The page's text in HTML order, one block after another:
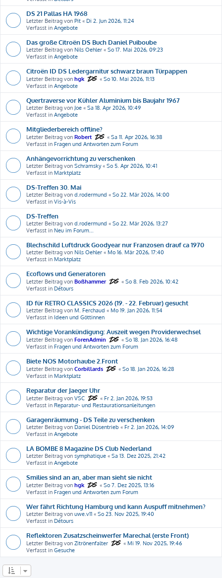
DS 21 Pallas HA 1968
Letzter Beitrag von Pit « Di 2. Jun 2026, 11:24
Verfasst in Angebote
Das große Citroën DS Buch Daniel Puiboube
Letzter Beitrag von Nils Oehler « So 17. Mai 2026, 09:23
Verfasst in Angebote
Citroën ID DS Ledergarnitur schwarz braun Türpappen
Letzter Beitrag von hgk « So 10. Mai 2026, 11:13
Verfasst in Angebote
Quertraverse vor Kühler Aluminium bis Baujahr 1967
Letzter Beitrag von Joe « Sa 18. Apr 2026, 10:49
Verfasst in Angebote
Mitgliederbereich offline?
Letzter Beitrag von Robert « Sa 11. Apr 2026, 16:38
Verfasst in Fragen und Antworten zum Forum
Anhängevorrichtung zu verschenken
Letzter Beitrag von Schramsky« So 5. Apr 2026, 10:41
Verfasst in Marktplatz
DS-Treffen 30. Mai
Letzter Beitrag von d.rodermund « So 22. Mär 2026, 14:00
Verfasst in Vis-à-Vis
DS-Treffen
Letzter Beitrag von d.rodermund « So 22. Mär 2026, 13:27
Verfasst in Neu im Forum...
Blechschild Luftdruck Goodyear nur Franzosen drauf ca 1970
Letzter Beitrag von Nils Oehler « Mo 16. Mär 2026, 17:40
Verfasst in Marktplatz
Ecoflows und Generatoren
Letzter Beitrag von Boßhammer « So 8. Feb 2026, 10:42
Verfasst in Détours
ID für RETRO CLASSICS 2026 (19. - 22. Februar) gesucht
Letzter Beitrag von M. Ferchaud « Mo 19. Jan 2026, 11:54
Verfasst in Ideen und Göttinnen
Wichtige Vorankündigung: Auszeit wegen Providerwechsel
Letzter Beitrag von ForenAdmin « So 18. Jan 2026, 16:48
Verfasst in Fragen und Antworten zum Forum
Biete NOS Motorhaube 2.Front
Letzter Beitrag von Corbillards « So 18. Jan 2026, 16:28
Verfasst in Marktplatz
Reparatur der Jaeger Uhr
Letzter Beitrag von VSC « Fr 2. Jan 2026, 19:53
Verfasst in Reparatur- und Restaurationsanleitungen
Garagenräumung - DS Teile zu verschenken
Letzter Beitrag von Daniel Düsentrieb « Fr 2. Jan 2026, 14:09
Verfasst in Angebote
LA BOMBE 8 Magazine DS Club Nederland
Letzter Beitrag von symphatique « Sa 13. Dez 2025, 21:42
Verfasst in Angebote
Smilies sind an an, aber man sieht sie nicht
Letzter Beitrag von hgk « So 7. Dez 2025, 13:16
Verfasst in Fragen und Antworten zum Forum
Wer fährt Richtung Hamburg und kann Auspuff mitnehmen?
Letzter Beitrag von uwe.v11 « So 23. Nov 2025, 19:40
Verfasst in Détours
Reflektoren Zusatzscheinwerfer Marechal (erste Front)
Letzter Beitrag von Zitrönenfalter « Mi 19. Nov 2025, 19:46
Verfasst in Gesuche